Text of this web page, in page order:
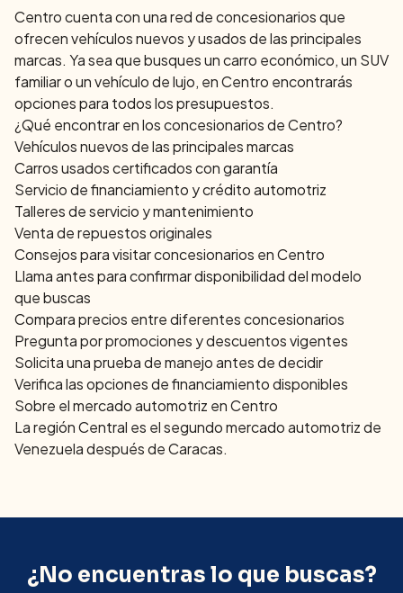
Centrocuenta con una red de concesionarios que
ofrecen vehículos nuevos y usados de las principales
marcas. Ya sea que busques un carro económico, un SUV
familiar o un vehículo de lujo, enCentro encontrarás
opciones para todos los presupuestos.
¿Qué encontrar en los concesionarios deCentro?
Vehículos nuevos de las principales marcas
Carros usados certificados con garantía
Servicio de financiamiento y crédito automotriz
Talleres de servicio y mantenimiento
Venta de repuestos originales
Consejos para visitar concesionarios enCentro
Llama antes para confirmar disponibilidad del modelo
que buscas
Compara precios entre diferentes concesionarios
Pregunta por promociones y descuentos vigentes
Solicita una prueba de manejo antes de decidir
Verifica las opciones de financiamiento disponibles
Sobre el mercado automotriz enCentro
La región Central es el segundo mercado automotriz de
Venezuela después de Caracas.
¿No encuentras lo que buscas?